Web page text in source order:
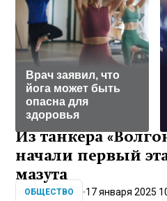
Врач заявил, что
йога может быть
опасна для
здоровья
Из танкера
начали первый
мазута
ОБЩЕСТВО 17 января 2025